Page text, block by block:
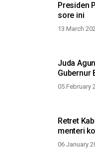
Presiden
sore ini
13 March
Juda
Gubernur
05 February
Retret
menteri
06 January